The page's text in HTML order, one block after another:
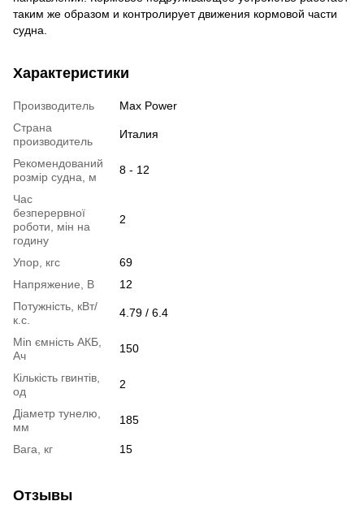
таким же образом и контролирует движения кормовой части
судна.
Характеристики
Производитель
Max Power
Страна
производитель
Италия
Рекомендований
розмір судна, м
8 - 12
Час
безперервної
роботи, мін на
годину
2
Упор, кгс
69
Напряжение, В
12
Потужність, кВт/
к.с.
4.79 / 6.4
Min ємність АКБ,
Ач
150
Кількість гвинтів,
од
2
Діаметр тунелю,
мм
185
Вага, кг 15
Отзывы